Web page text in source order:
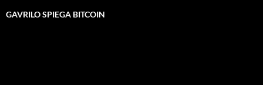
GAVRILO SPIEGA BITCOIN